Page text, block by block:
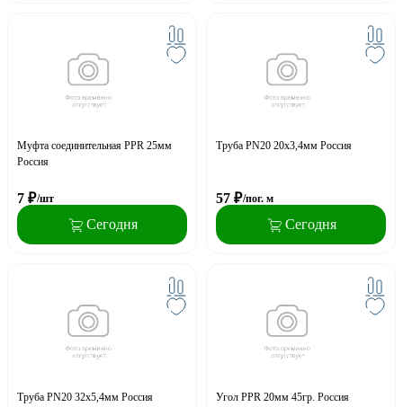
Муфта соединительная PPR 25мм
Россия
7 ₽/шт
Сегодня
Труба PN20 20x3,4мм Россия
57 ₽/пог. м
Сегодня
Труба PN20 32x5,4мм Россия Угол PPR 20мм 45гр. Россия